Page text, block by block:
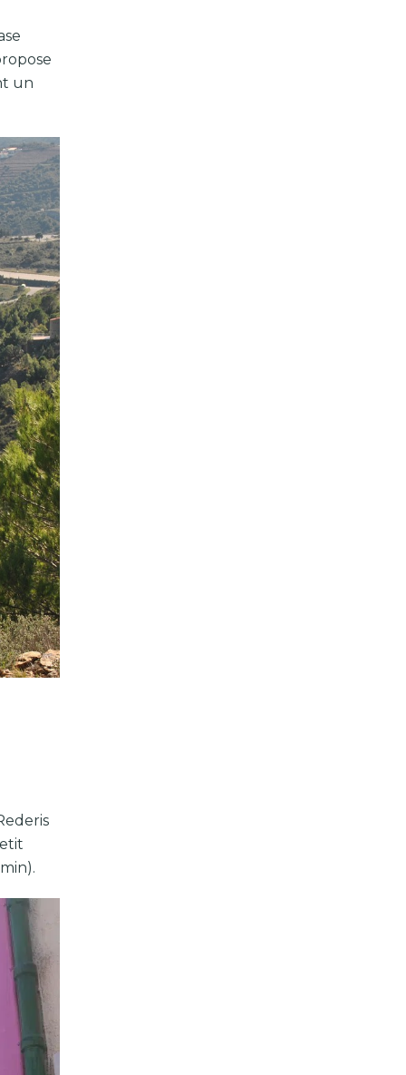
un